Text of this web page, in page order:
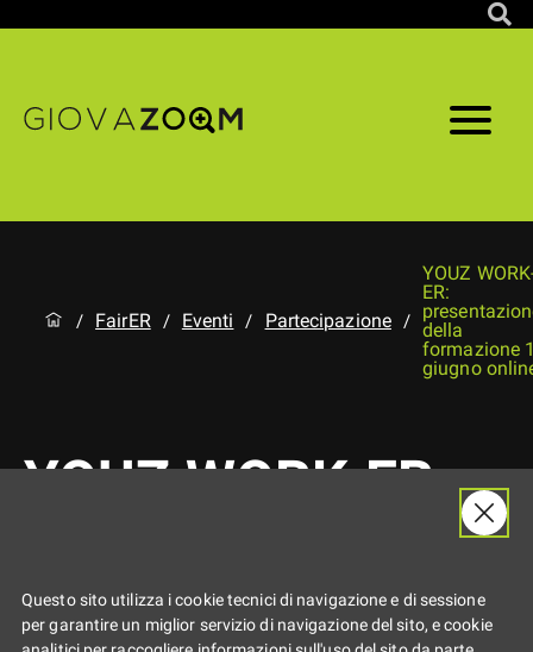
/ FairER / Eventi / Partecipazione /
YOUZ
ER:
della
formazione
giugno
YOUZ WORK-ER:
della formazione 1
Questo sito utilizza i cookie tecnici di navigazione e di sessione
per garantire un miglior servizio di navigazione del sito, e cookie